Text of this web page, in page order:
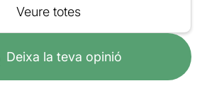
buscava l’obra, però
regust final no acaba
d’arrodonir l’obra.
Veure totes
Deixa la teva opinió